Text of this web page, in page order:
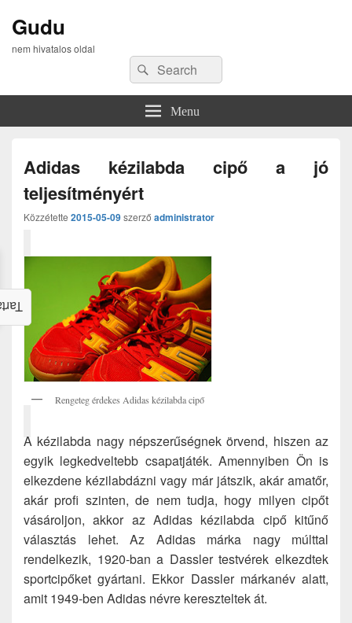
Gudu
nem hivatalos oldal
Search
for:
Search
Menu
Adidas kézilabda cipő a jó
teljesítményért
Közzétette 2015-05-09szerző administrator
Rengeteg érdekes Adidas kézilabda cipő
A kézilabda nagy népszerűségnek örvend, hiszen az
egyik legkedveltebb csapatjáték. Amennyiben Ön is
elkezdene kézilabdázni vagy már játszik, akár amatőr,
akár profi szinten, de nem tudja, hogy milyen cipőt
vásároljon, akkor az Adidas kézilabda cipő kitűnő
választás lehet. Az Adidas márka nagy múlttal
rendelkezik, 1920-ban a Dassler testvérek elkezdtek
sportcipőket gyártani. Ekkor Dassler márkanév alatt,
amit 1949-ben Adidas névre kereszteltek át.